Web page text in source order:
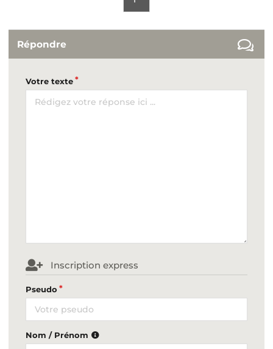
Répondre
Votre texte
Inscription express
Pseudo
Nom / Prénom